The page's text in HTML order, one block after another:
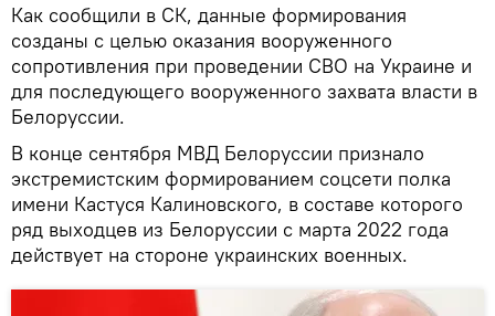
Как сообщили в СК, данные формирования
созданы с целью оказания вооруженного
сопротивления при проведении СВО на Украине и
для последующего вооруженного захвата власти в
Белоруссии.
В конце сентября МВД Белоруссии признало
экстремистским формированием соцсети полка
имени Кастуся Калиновского, в составе которого
ряд выходцев из Белоруссии с марта 2022 года
действует на стороне украинских военных.